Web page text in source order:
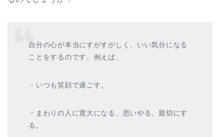
自分の心が本当にすがすがしく、いい気分になる
ことをするのです。例えば、
・いつも笑顔で過ごす。
・まわりの人に寛大になる、思いやる、親切にす
る。